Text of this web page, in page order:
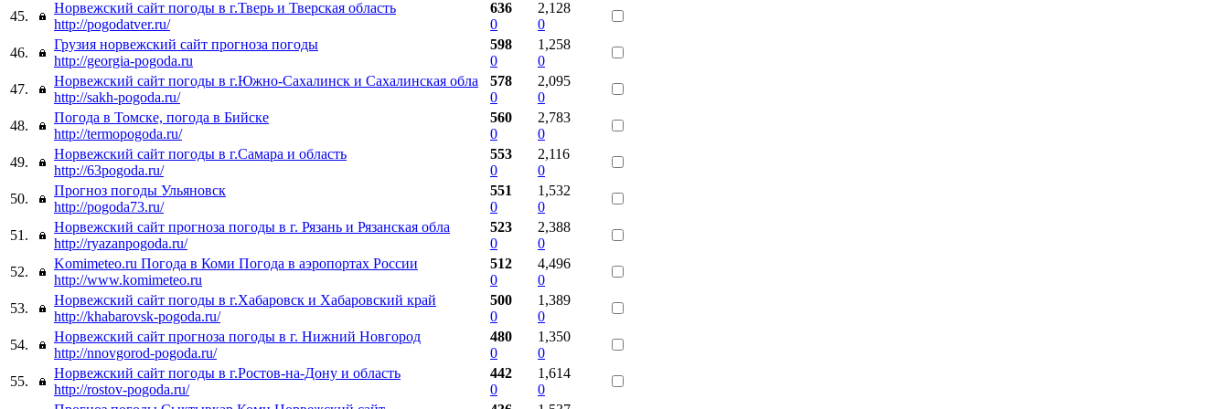
45.
Норвежский сайт погоды в г.Тверь и Тверская область
http://pogodatver.ru/
636
0
2,128
0
46.
Грузия норвежский сайт прогноза погоды
http://georgia-pogoda.ru
598
0
1,258
0
47.
Норвежский сайт погоды в г.Южно-Сахалинск и Сахалинская обла
http://sakh-pogoda.ru/
578
0
2,095
0
48.
Погода в Томске, погода в Бийске
http://termopogoda.ru/
560
0
2,783
0
49.
Норвежский сайт погоды в г.Самара и область
http://63pogoda.ru/
553
0
2,116
0
50.
Прогноз погоды Ульяновск
http://pogoda73.ru/
551
0
1,532
0
51.
Норвежский сайт прогноза погоды в г. Рязань и Рязанская обла
http://ryazanpogoda.ru/
523
0
2,388
0
52.
Komimeteo.ru Погода в Коми Погода в аэропортах России
http://www.komimeteo.ru
512
0
4,496
0
53.
Норвежский сайт погоды в г.Хабаровск и Хабаровский край
http://khabarovsk-pogoda.ru/
500
0
1,389
0
54.
Норвежский сайт прогноза погоды в г. Нижний Новгород
http://nnovgorod-pogoda.ru/
480
0
1,350
0
55.
Норвежский сайт погоды в г.Ростов-на-Дону и область
http://rostov-pogoda.ru/
442
0
1,614
0